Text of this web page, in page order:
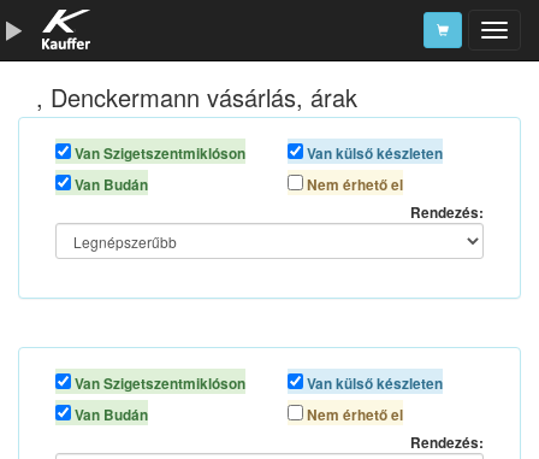
Szerszámkatalógus
Kosár
Alkatrészek
, Denckermann vásárlás, árak
Van Szigetszentmiklóson
Van Budán
Van külső készleten
Nem érhető el
Rendezés:
Van Szigetszentmiklóson
Van Budán
Van külső készleten
Nem érhető el
Rendezés: